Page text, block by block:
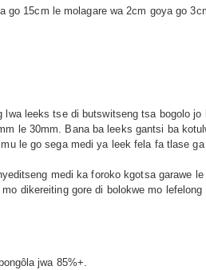
go 15cm le molagare wa 2cm goya go
leeks tse di butswitseng tsa bogolo
le 30mm. Bana ba leeks gantsi ba
le go sega medi ya leek fela fa tlase
medi ka foroko kgotsa garawe
dikereiting gore di bolokwe mo
jwa 85%+.